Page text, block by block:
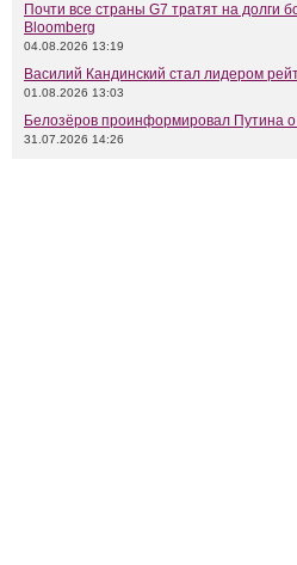
Почти все страны G7 тратят на долги
Bloomberg
04.08.2026 13:19
Василий Кандинский стал лидером
01.08.2026 13:03
Белозёров проинформировал Путина
31.07.2026 14:26